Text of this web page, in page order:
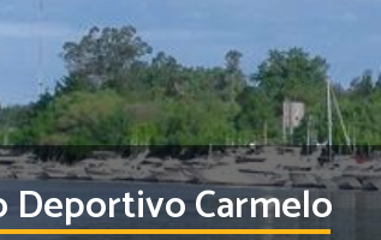
Deportivo Carmelo